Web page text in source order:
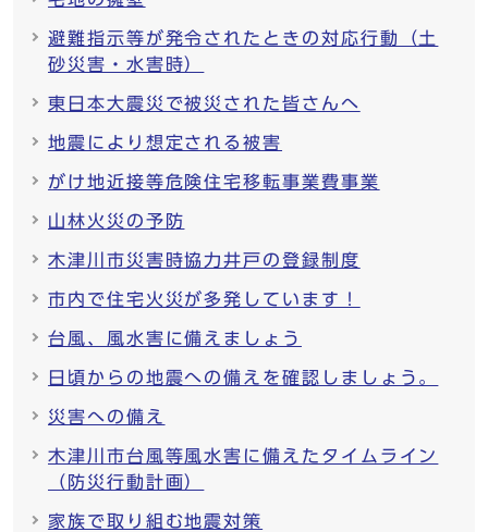
避難指示等が発令されたときの対応行動（土
砂災害・水害時）
東日本大震災で被災された皆さんへ
地震により想定される被害
がけ地近接等危険住宅移転事業費事業
山林火災の予防
木津川市災害時協力井戸の登録制度
市内で住宅火災が多発しています！
台風、風水害に備えましょう
日頃からの地震への備えを確認しましょう。
災害への備え
木津川市台風等風水害に備えたタイムライン
（防災行動計画）
家族で取り組む地震対策